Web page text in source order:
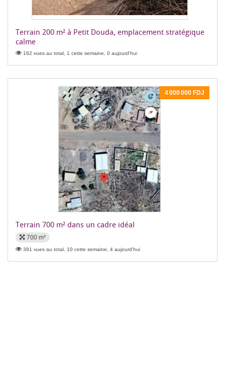
Terrain 200 m² à Petit Douda, emplacement stratégique
calme
162 vues au total, 1 cette semaine, 0 aujourd'hui
4 000 000 FDJ
Terrain 700 m² dans un cadre idéal
700 m²
391 vues au total, 10 cette semaine, 4 aujourd'hui